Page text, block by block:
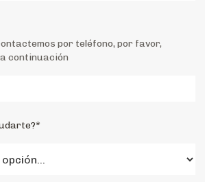
por teléfono, por favor,
continuación